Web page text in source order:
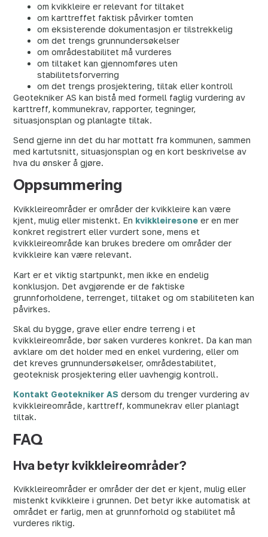
om kvikkleire er relevant for tiltaket
om karttreffet faktisk påvirker tomten
om eksisterende dokumentasjon er tilstrekkelig
om det trengs grunnundersøkelser
om områdestabilitet må vurderes
om tiltaket kan gjennomføres uten
stabilitetsforverring
om det trengs prosjektering, tiltak eller kontroll
Geotekniker AS kan bistå med formell faglig vurdering av
karttreff, kommunekrav, rapporter, tegninger,
situasjonsplan og planlagte tiltak.
Send gjerne inn det du har mottatt fra kommunen, sammen
med kartutsnitt, situasjonsplan og en kort beskrivelse av
hva du ønsker å gjøre.
Oppsummering
Kvikkleireområder er områder der kvikkleire kan være
kjent, mulig eller mistenkt. En kvikkleiresone er en mer
konkret registrert eller vurdert sone, mens et
kvikkleireområde kan brukes bredere om områder der
kvikkleire kan være relevant.
Kart er et viktig startpunkt, men ikke en endelig
konklusjon. Det avgjørende er de faktiske
grunnforholdene, terrenget, tiltaket og om stabiliteten kan
påvirkes.
Skal du bygge, grave eller endre terreng i et
kvikkleireområde, bør saken vurderes konkret. Da kan man
avklare om det holder med en enkel vurdering, eller om
det kreves grunnundersøkelser, områdestabilitet,
geoteknisk prosjektering eller uavhengig kontroll.
Kontakt Geotekniker AS dersom du trenger vurdering av
kvikkleireområde, karttreff, kommunekrav eller planlagt
tiltak.
FAQ
Hva betyr kvikkleireområder?
Kvikkleireområder er områder der det er kjent, mulig eller
mistenkt kvikkleire i grunnen. Det betyr ikke automatisk at
området er farlig, men at grunnforhold og stabilitet må
vurderes riktig.